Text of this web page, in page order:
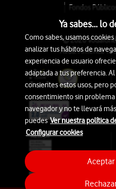
Fondos Públicos
© 2026
Avda. América
Ya sabes... lo
Como sabes, usamos
analizar tus hábitos de
experiencia de usuario
adaptada a tus preferencia.
consientes estos usos, pero
consentimiento sin
navegador y no te llevará
puedesVer nuestra política
Configurar cookies
Aceptar